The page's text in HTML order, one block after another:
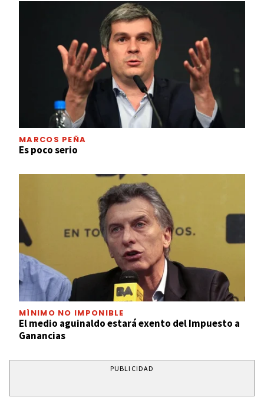
MARCOS PEÑA
Es poco serio
MÍNIMO NO IMPONIBLE
El medio aguinaldo estará exento del Impuesto a
Ganancias
PUBLICIDAD